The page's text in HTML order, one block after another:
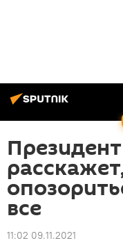
все
11:02 09.11.2021